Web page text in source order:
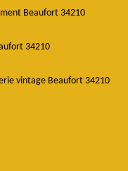
Beaufort 34210
34210
vintage Beaufort 34210